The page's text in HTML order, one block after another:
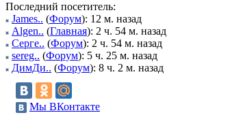
Последний посетитель:
James.. (Форум): 12 м. назад
Algen.. (Главная): 2 ч. 54 м. назад
Серге.. (Форум): 2 ч. 54 м. назад
sereg.. (Форум): 5 ч. 25 м. назад
ДимДи.. (Форум): 8 ч. 2 м. назад
Мы ВКонтакте